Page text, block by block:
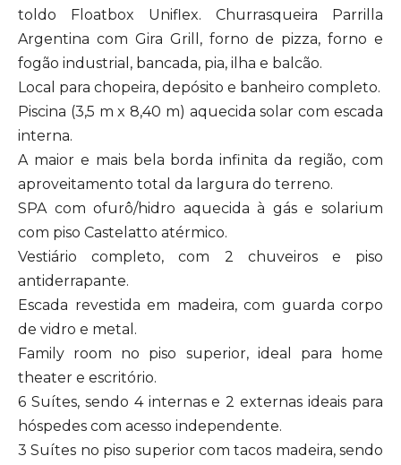
toldo Floatbox Uniflex. Churrasqueira Parrilla
Argentina com Gira Grill, forno de pizza, forno e
fogão industrial, bancada, pia, ilha e balcão.
Local para chopeira, depósito e banheiro completo.
Piscina (3,5 m x 8,40 m) aquecida solar com escada
interna.
A maior e mais bela borda infinita da região, com
aproveitamento total da largura do terreno.
SPA com ofurô/hidro aquecida à gás e solarium
com piso Castelatto atérmico.
Vestiário completo, com 2 chuveiros e piso
antiderrapante.
Escada revestida em madeira, com guarda corpo
de vidro e metal.
Family room no piso superior, ideal para home
theater e escritório.
6 Suítes, sendo 4 internas e 2 externas ideais para
hóspedes com acesso independente.
3 Suítes no piso superior com tacos madeira, sendo